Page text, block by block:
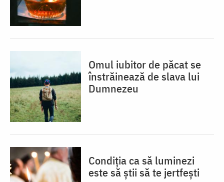
Omul iubitor de păcat se
înstrăinează de slava lui
Dumnezeu
Condiția ca să luminezi
este să știi să te jertfești